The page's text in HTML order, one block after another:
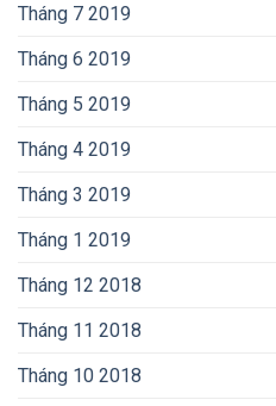
Tháng 7 2019
Tháng 6 2019
Tháng 5 2019
Tháng 4 2019
Tháng 3 2019
Tháng 1 2019
Tháng 12 2018
Tháng 11 2018
Tháng 10 2018